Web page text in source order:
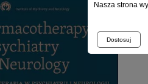
Nasza strona
Dostosuj